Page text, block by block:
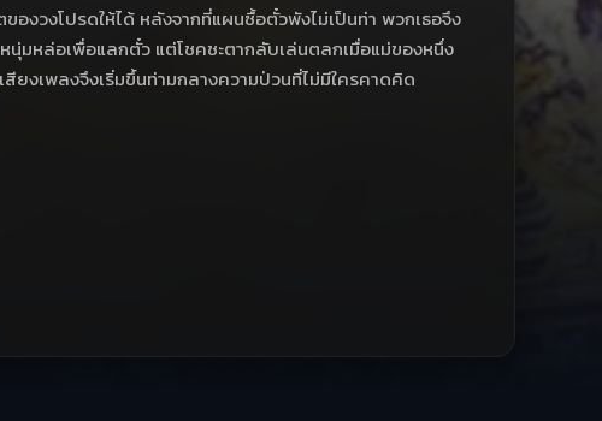
งวงโปรดให้ได้ หลังจากที่แผนซื้อตั๋วพังไม่เป็นท่า พวกเธอจึง
มหล่อเพื่อแลกตั๋ว แต่โชคชะตากลับเล่นตลกเมื่อแม่ของหนึ่ง
ยงเพลงจึงเริ่มขึ้นท่ามกลางความป่วนที่ไม่มีใครคาดคิด